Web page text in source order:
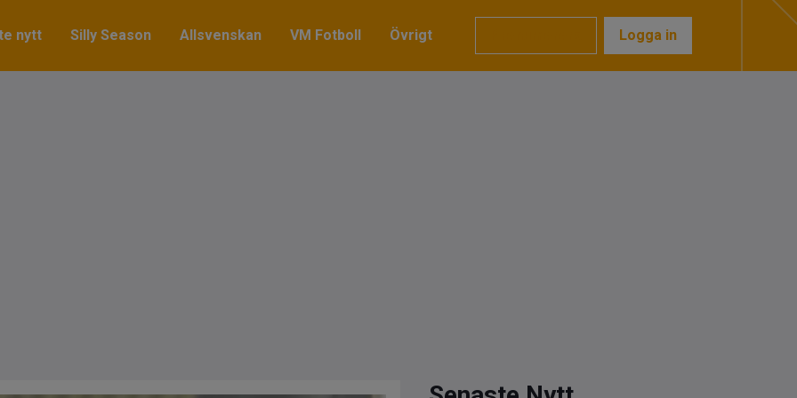
nytt Silly Season Allsvenskan VM Fotboll Övrigt Logga in